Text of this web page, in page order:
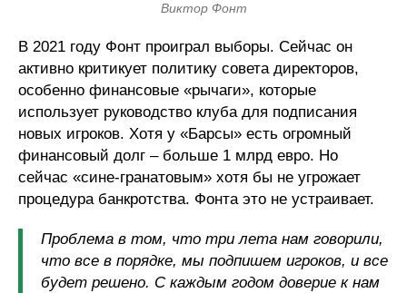
Виктор Фонт
В 2021 году Фонт проиграл выборы. Сейчас он
активно критикует политику совета директоров,
особенно финансовые «рычаги», которые
использует руководство клуба для подписания
новых игроков. Хотя у «Барсы» есть огромный
финансовый долг – больше 1 млрд евро. Но
сейчас «сине-гранатовым» хотя бы не угрожает
процедура банкротства. Фонта это не устраивает.
Проблема в том, что три лета нам говорили,
что все в порядке, мы подпишем игроков, и все
будет решено. С каждым годом доверие к нам